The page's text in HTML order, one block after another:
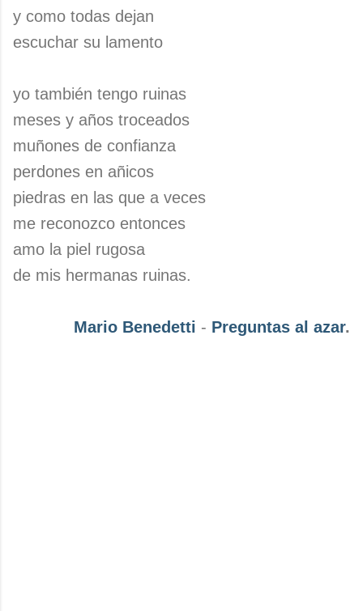
y como todas dejan
escuchar su lamento
yo también tengo ruinas
meses y años troceados
muñones de confianza
perdones en añicos
piedras en las que a veces
me reconozco entonces
amo la piel rugosa
de mis hermanas ruinas.
Mario Benedetti - Preguntas al azar.